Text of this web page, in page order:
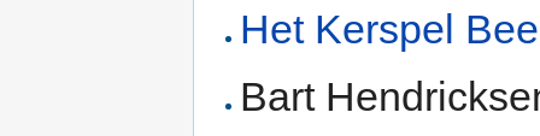
Het Kerspel
Bart